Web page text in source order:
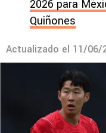
2026 para
Quiñones
Actualizado el 11/06/